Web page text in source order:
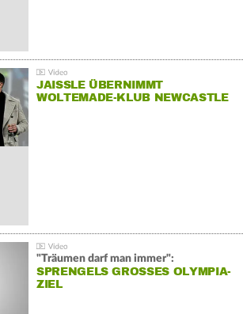
JAISSLE ÜBERNIMMT
WOLTEMADE-KLUB NEWCASTLE
"Träumen darf man immer":
SPRENGELS GROSSES OLYMPIA-Z
IEL